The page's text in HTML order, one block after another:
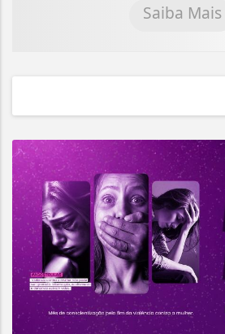
Saiba Mais